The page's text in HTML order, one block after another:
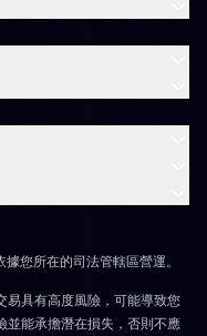
您所在的司法管轄區營運。
易具有高度風險，可能導致您
並能承擔潛在損失，否則不應